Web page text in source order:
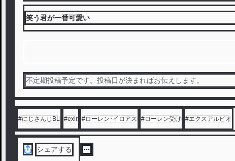
笑う君が一番可愛い
不定期投稿予定です。投稿日が決まればお伝えします。
#にじさんじBL #exlr #ローレン･イロアス #ローレン受け #エクスアルビオ
シェアする